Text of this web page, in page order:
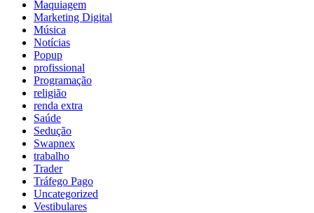
Maquiagem
Marketing Digital
Música
Notícias
Popup
profissional
Programação
religião
renda extra
Saúde
Sedução
Swapnex
trabalho
Trader
Tráfego Pago
Uncategorized
Vestibulares